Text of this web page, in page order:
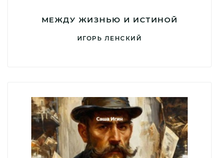
МЕЖДУ ЖИЗНЬЮ И ИСТИНОЙ
ИГОРЬ ЛЕНСКИЙ